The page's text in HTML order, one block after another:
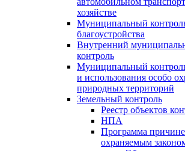
хозяйстве
Муниципальный
благоустройства
Внутренний
контроль
Муниципальный
и использования особо
природных территорий
Земельный контроль
Реестр объектов
НПА
Программа
охраняемым